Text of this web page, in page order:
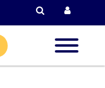
Tafutiza